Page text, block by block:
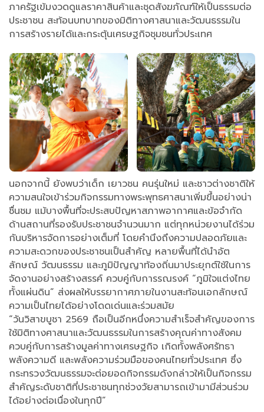
ภาครัฐเข้มงวดดูแลราคาสินค้าและชุดสังฆภัณฑ์ให้เป็นธรรมต่อ
ประชาชน สะท้อนบทบาทของมิติทางศาสนาและวัฒนธรรมใน
การสร้างรายได้และกระตุ้นเศรษฐกิจชุมชนทั่วประเทศ
นอกจากนี้ ยังพบว่าเด็ก เยาวชน คนรุ่นใหม่ และชาวต่างชาติให้
ความสนใจเข้าร่วมกิจกรรมทางพระพุทธศาสนาเพิ่มขึ้นอย่างน่า
ชื่นชม แม้บางพื้นที่จะประสบปัญหาสภาพอากาศและข้อจำกัด
ด้านสถานที่รองรับประชาชนจำนวนมาก แต่ทุกหน่วยงานได้ร่วม
กันบริหารจัดการอย่างเต็มที่ โดยคำนึงถึงความปลอดภัยและ
ความสะดวกของประชาชนเป็นสำคัญ หลายพื้นที่ได้นำอัต
ลักษณ์ วัฒนธรรม และภูมิปัญญาท้องถิ่นมาประยุกต์ใช้ในการ
จัดงานอย่างสร้างสรรค์ ควบคู่กับการรณรงค์ “ภูมิใจแต่งไทย
ทั้งแผ่นดิน” ส่งผลให้บรรยากาศภายในงานสะท้อนเอกลักษณ์
ความเป็นไทยได้อย่างโดดเด่นและร่วมสมัย
“วันวิสาขบูชา 2569 ถือเป็นอีกหนึ่งความสำเร็จสำคัญของการ
ใช้มิติทางศาสนาและวัฒนธรรมในการสร้างคุณค่าทางสังคม
ควบคู่กับการสร้างมูลค่าทางเศรษฐกิจ เกิดทั้งพลังศรัทธา
พลังความดี และพลังความร่วมมือของคนไทยทั่วประเทศ ซึ่ง
กระทรวงวัฒนธรรมจะต่อยอดกิจกรรมดังกล่าวให้เป็นกิจกรรม
สำคัญระดับชาติที่ประชาชนทุกช่วงวัยสามารถเข้ามามีส่วนร่วม
ได้อย่างต่อเนื่องในทุกปี”